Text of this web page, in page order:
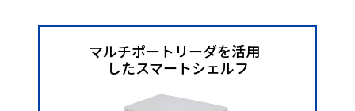
マルチポートリーダを活用
​​​​​​​​​​​​​したスマートシェルフ